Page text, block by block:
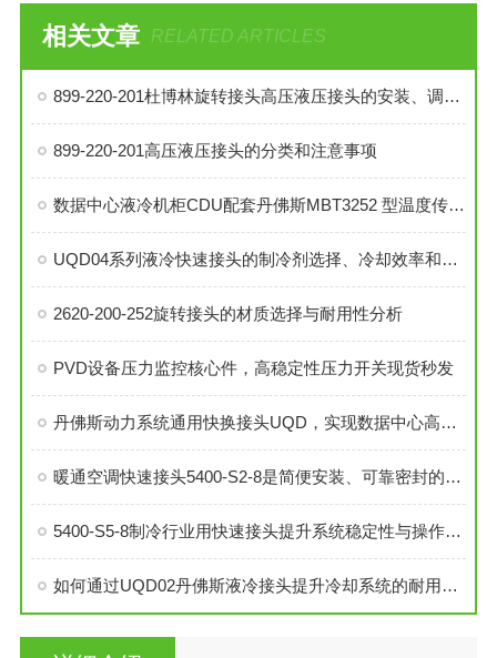
相关文章 RELATED ARTICLES
899-220-201杜博林旋转接头高压液压接头的安装、调试与维护技巧
899-220-201高压液压接头的分类和注意事项
数据中心液冷机柜CDU配套丹佛斯MBT3252 型温度传感器
UQD04系列液冷快速接头的制冷剂选择、冷却效率和可靠性分析
2620-200-252旋转接头的材质选择与耐用性分析
PVD设备压力监控核心件，高稳定性压力开关现货秒发
丹佛斯动力系统通用快换接头UQD，实现数据中心高效液冷
暖通空调快速接头5400-S2-8是简便安装、可靠密封的理想选择
5400-S5-8制冷行业用快速接头提升系统稳定性与操作便捷性
如何通过UQD02丹佛斯液冷接头提升冷却系统的耐用性？